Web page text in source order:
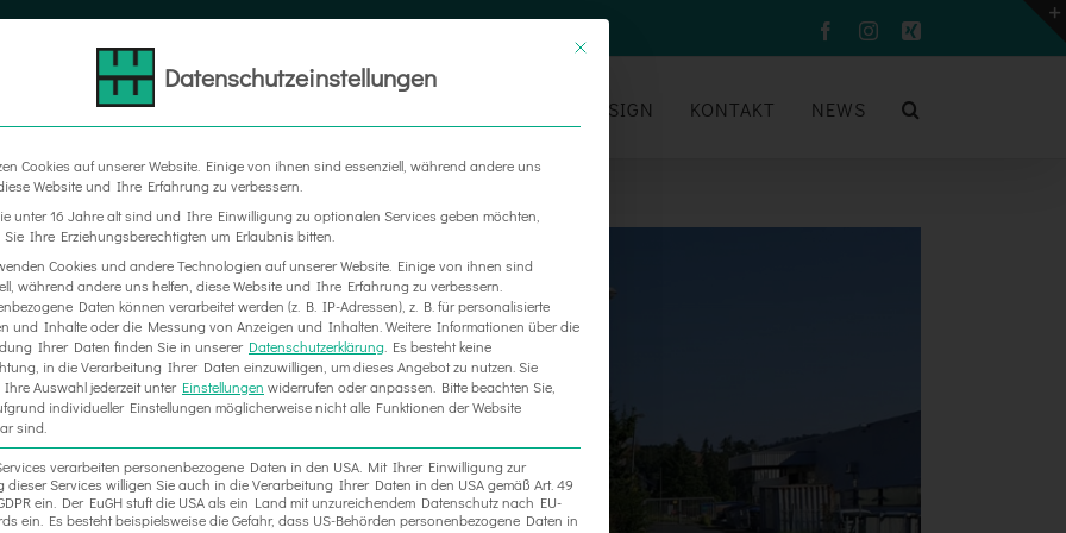
FacebookInstagram
Xing
MESSEBAU DESIGN KONTAKT NEWS
Datenschutzeinstellungen
Cookies auf unserer Website. Einige von ihnen sind essenziell, während andere uns
Website und Ihre Erfahrung zu verbessern.
unter 16 Jahre alt sind und Ihre Einwilligung zu optionalen Services geben möchten,
Sie Ihre Erziehungsberechtigten um Erlaubnis bitten.
Cookies und andere Technologien auf unserer Website. Einige von ihnen sind
während andere uns helfen, diese Website und Ihre Erfahrung zu verbessern.
Daten können verarbeitet werden (z. B. IP-Adressen), z. B. für personalisierte
und Inhalte oder die Messung von Anzeigen und Inhalten. Weitere Informationen über die
Ihrer Daten finden Sie in unserer Datenschutzerklärung Es besteht keine
in die Verarbeitung Ihrer Daten einzuwilligen, um dieses Angebot zu nutzen. Sie
Auswahl jederzeit unter Einstellungen widerrufen oder anpassen. Bitte beachten Sie,
individueller Einstellungen möglicherweise nicht alle Funktionen der Website
sind.
verarbeiten personenbezogene Daten in den USA. Mit Ihrer Einwilligung zur
dieser Services willigen Sie auch in die Verarbeitung Ihrer Daten in den USA gemäß Art. 49
ein. Der EuGH stuft die USA als ein Land mit unzureichendem Datenschutz nach EU-
ein. Es besteht beispielsweise die Gefahr, dass US-Behörden personenbezogene Daten in